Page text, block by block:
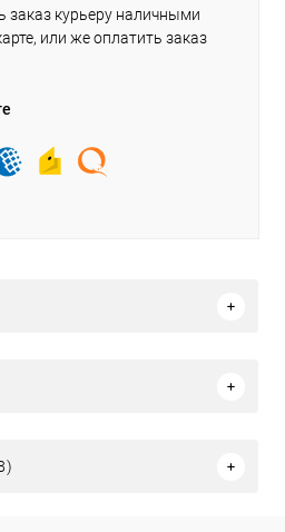
заказ курьеру наличными
или же оплатить заказ